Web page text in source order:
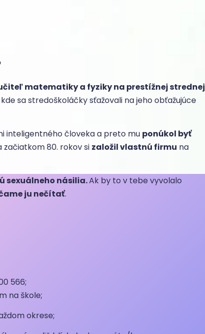
matematiky a fyziky na prestížnej strednej
sa stredoškoláčky sťažovali na jeho obťažujúce
inteligentného človeka a preto mu ponúkol byť
začiatkom 80. rokov si založil vlastnú firmu na
sexuálneho násilia.Ak by to v tebe vyvolalo
ju nečítať.
566;
na škole;
okrese;